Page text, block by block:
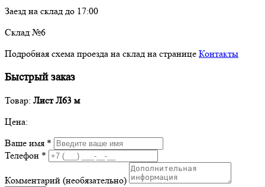
Заезд на склад до 17:00
Склад №6
Подробная схема проезда на склад на странице Контакты
Быстрый заказ
Товар: Лист Л63 м
Цена:
Ваше имя *
Телефон *
Комментарий (необязательно)